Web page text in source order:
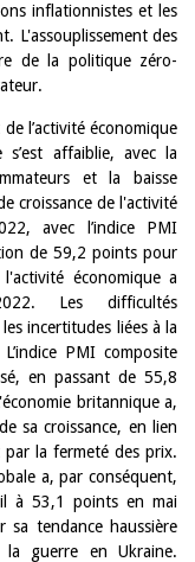
inflationnistes et les
L'assouplissement des
de la politique zéro-
l’activité économique
affaiblie, avec la
et la baisse
croissance de l'activité
avec l’indice PMI
de 59,2 points pour
économique a
Les difficultés
incertitudes liées à la
PMI composite
en passant de 55,8
britannique a,
sa croissance, en lien
par la fermeté des prix.
a, par conséquent,
à 53,1 points en mai
sa tendance haussière
la guerre en Ukraine.